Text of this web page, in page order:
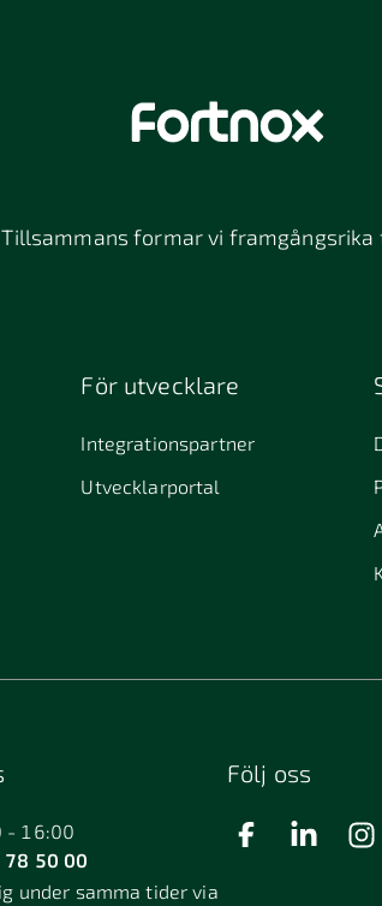
Tillsammans formar vi framgångsrika
För utvecklare
Integrationspartner
Utvecklarportal
- 16:00
50 00
under samma tider via
Följ oss